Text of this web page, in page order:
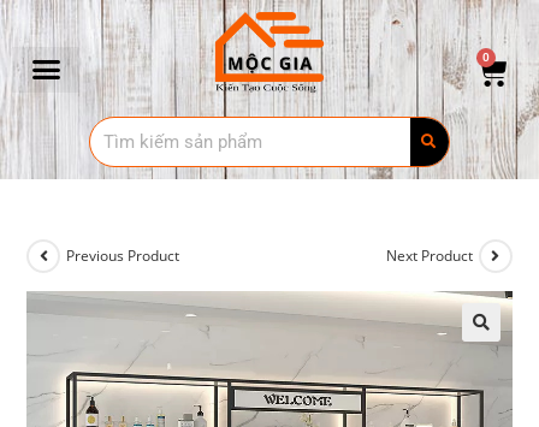
0
Previous Product Next Product